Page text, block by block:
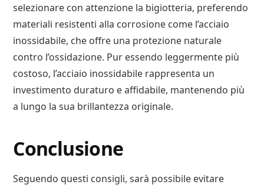
selezionare con attenzione la bigiotteria, preferendo
materiali resistenti alla corrosione come l’acciaio
inossidabile, che offre una protezione naturale
contro l’ossidazione. Pur essendo leggermente più
costoso, l’acciaio inossidabile rappresenta un
investimento duraturo e affidabile, mantenendo più
a lungo la sua brillantezza originale.
Conclusione
Seguendo questi consigli, sarà possibile evitare